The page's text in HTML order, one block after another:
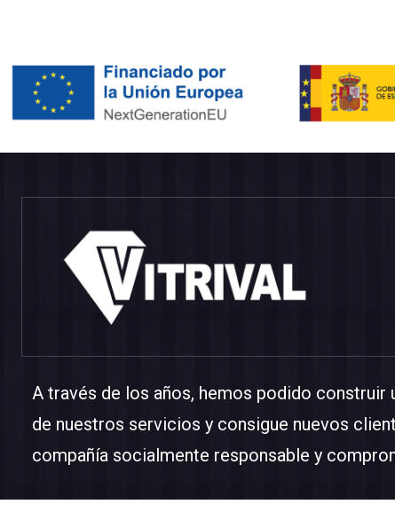
A través de los años, hemos podido
de nuestros servicios y consigue nuevos
compañía socialmente responsable y